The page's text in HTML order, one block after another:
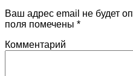
Ваш адрес email не будет
поля помечены *
Комментарий